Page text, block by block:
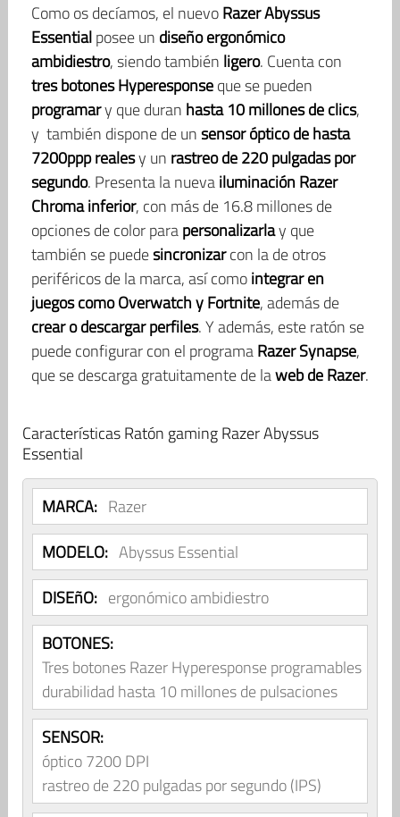
Como os decíamos, el nuevoRazer Abyssus
Essentialposee un diseño ergonómico
ambidiestro, siendo también ligero. Cuenta con
tres botones Hyperesponseque se pueden
programary que duran hasta 10 millones de clics,
y también dispone de unsensor óptico de hasta
7200ppprealesy un rastreo de 220 pulgadas por
segundo. Presenta la nuevailuminación Razer
Chroma inferior, con más de 16.8 millones de
opciones de color parapersonalizarlay que
también se puedesincronizarcon la de otros
periféricos de la marca, así comointegrar en
juegos como Overwatch y Fortnite, además de
crear o descargar perfiles. Y además, este ratón se
puede configurar con el programaRazer Synapse,
que se descarga gratuitamente de laweb de Razer.
Características Ratón gaming Razer Abyssus
Essential
MARCA: Razer
MODELO: Abyssus Essential
DISEñO: ergonómico ambidiestro
BOTONES:
Tres botones Razer Hyperesponse programables
durabilidad hasta 10 millones de pulsaciones
SENSOR:
óptico 7200 DPI
rastreo de 220 pulgadas por segundo (IPS)